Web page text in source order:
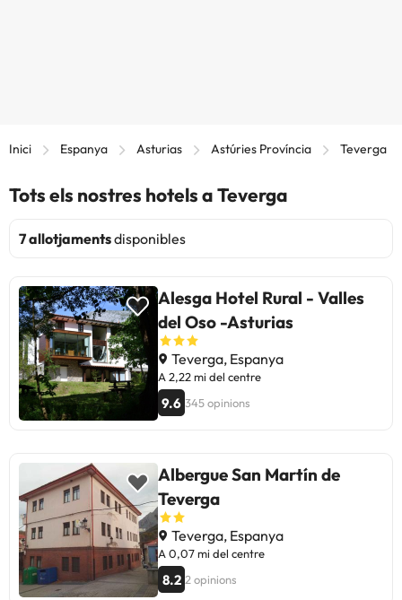
Inici Espanya Asturias Astúries Província Teverga
Tots els nostres hotels a Teverga
7 allotjamentsdisponibles
Alesga Hotel Rural - Valles
del Oso -Asturias
Teverga, Espanya
A 2,22 mi del centre
9.6 345 opinions
Albergue San Martín de
Teverga
Teverga, Espanya
A 0,07 mi del centre
8.2 2 opinions